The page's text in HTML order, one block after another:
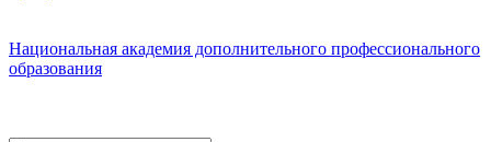
Национальная академия дополнительного профессионального
образования